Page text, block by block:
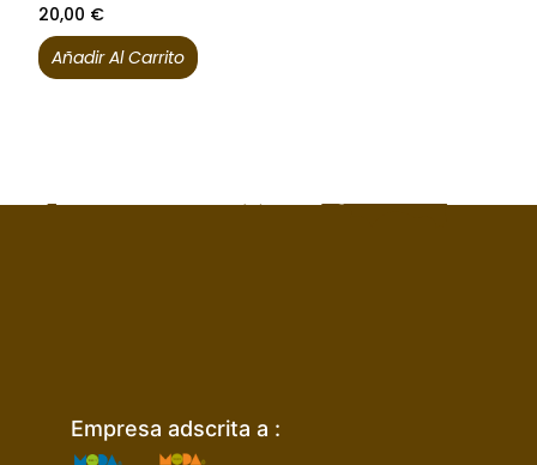
20,00 €
Añadir Al Carrito
Empresa adscrita a :